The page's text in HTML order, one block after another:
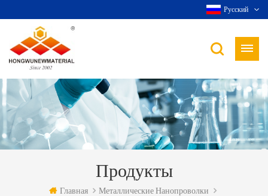
Русский
Продукты
Главная
Металлические Нанопроволки